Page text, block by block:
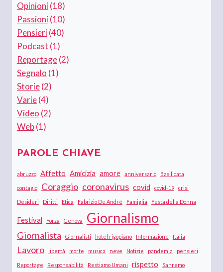
Opinioni(18)
Passioni(10)
Pensieri(40)
Podcast (1)
Reportage(2)
Segnalo (1)
Storie(2)
Varie(4)
Video (2)
Web(1)
PAROLE CHIAVE
abruzzo Affetto Amicizia amore anniversario Basilicata
contagio Coraggio coronavirus covid covid-19 crisi
Desideri Diritti Etica Fabrizio De André Famiglia Festa della Donna
Festival Forza Genova Giornalismo
Giornalista Giornalisti hotel rigopiano Informazione Italia
Lavoro libertà morte musica neve Notizie pandemia pensieri
Reportage Responsabilità Restiamo Umani rispetto Sanremo